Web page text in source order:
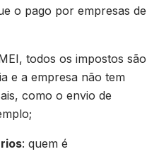
o pago por empresas de
todos os impostos são
e a empresa não tem
como o envio de
: quem é